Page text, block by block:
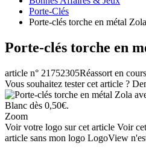
Porte-Clés
Porte-clés torche en métal Zola
Porte-clés torche en
article n° 21752305Réassort en cours
Vous souhaitez tester cet article ?
Zoom
Voir votre logo sur cet article Voir
article sans mon logo LogoView